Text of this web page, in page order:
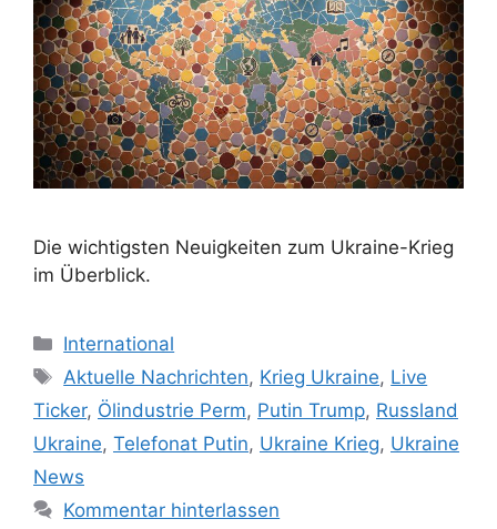
Die wichtigsten Neuigkeiten zum Ukraine-Krieg
im Überblick.
Kategorien
International
Schlagwörter
Aktuelle Nachrichten, Krieg Ukraine, Live
Ticker, Ölindustrie Perm, Putin Trump, Russland
Ukraine, Telefonat Putin, Ukraine Krieg, Ukraine
News
Kommentar hinterlassen